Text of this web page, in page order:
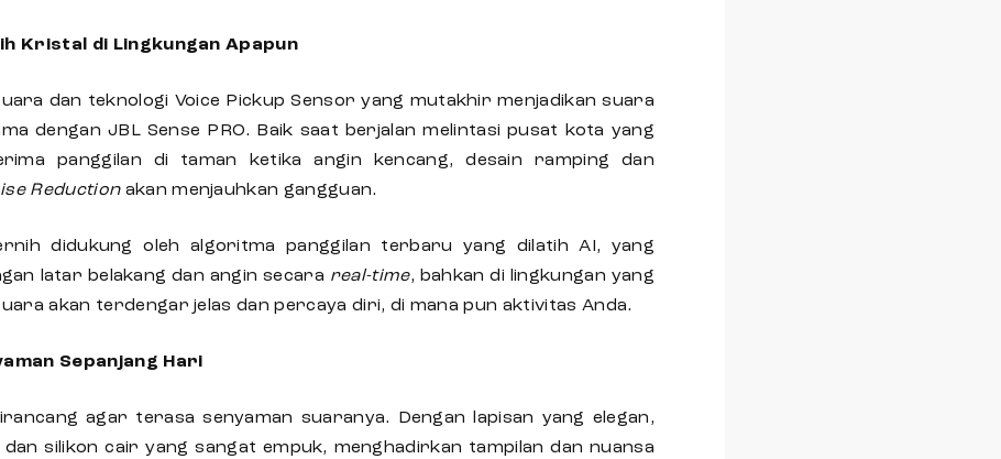
Kristal di Lingkungan Apapun
dan teknologi Voice Pickup Sensor yang mutakhir menjadikan suara
dengan JBL Sense PRO. Baik saat berjalan melintasi pusat kota yang
panggilan di taman ketika angin kencang, desain ramping dan
Reduction akan menjauhkan gangguan.
didukung oleh algoritma panggilan terbaru yang dilatih AI, yang
latar belakang dan angin secara real-time, bahkan di lingkungan yang
akan terdengar jelas dan percaya diri, di mana pun aktivitas Anda.
Sepanjang Hari
agar terasa senyaman suaranya. Dengan lapisan yang elegan,
silikon cair yang sangat empuk, menghadirkan tampilan dan nuansa